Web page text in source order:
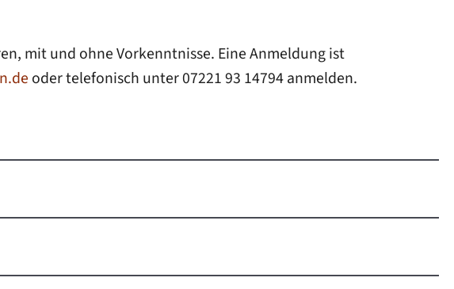
mit und ohne Vorkenntnisse. Eine Anmeldung ist
oder telefonisch unter 07221 93 14794 anmelden.